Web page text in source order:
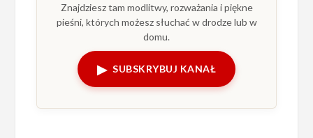
Znajdziesz tam modlitwy, rozważania i piękne
pieśni, których możesz słuchać w drodze lub w
domu.
▶ SUBSKRYBUJ KANAŁ